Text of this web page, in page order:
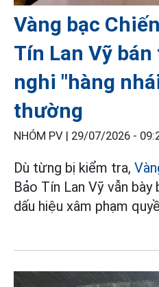
Vàng bạc
Tín Lan Vỹ
nghi "hàng
thường
NHÓM PV | 29/07/2026 -
Dù từng bị kiểm tra,
Bảo Tín Lan Vỹ vẫn
dấu hiệu xâm phạm